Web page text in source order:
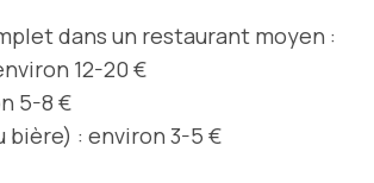
dans un restaurant moyen :
12-20 €
5-8 €
bière) : environ 3-5 €